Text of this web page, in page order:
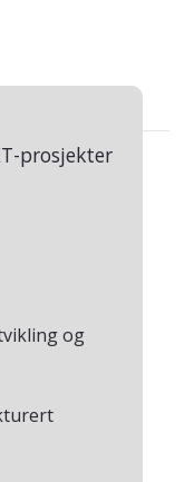
prosjekter
og